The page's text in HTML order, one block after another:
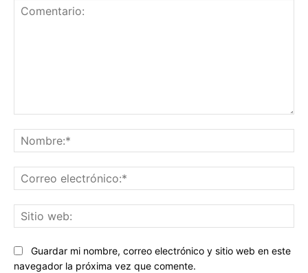
Guardar mi nombre, correo electrónico y sitio web en este
navegador la próxima vez que comente.